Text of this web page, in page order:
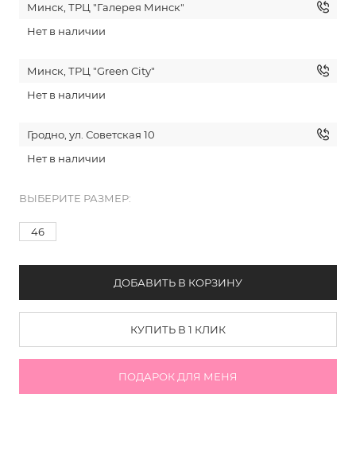
Минск, ТРЦ "Галерея Минск"
Нет в наличии
Минск, ТРЦ "Green City"
Нет в наличии
Гродно, ул. Советская 10
Нет в наличии
ВЫБЕРИТЕ РАЗМЕР:
46
ДОБАВИТЬ В КОРЗИНУ
КУПИТЬ В 1 КЛИК
ПОДАРОК ДЛЯ МЕНЯ